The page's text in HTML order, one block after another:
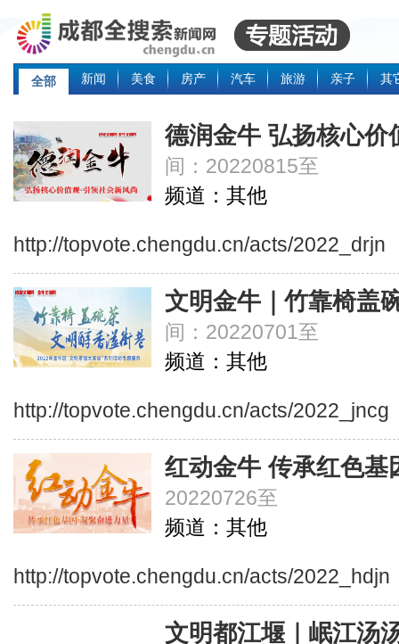
全部 新闻 美食 房产 汽车 旅游 亲子 其
德润金牛 弘扬核心价
间：20220815至
频道：其他
http://topvote.chengdu.cn/acts/2022_drjn
文明金牛｜竹靠椅盖
间：20220701至
频道：其他
http://topvote.chengdu.cn/acts/2022_jncg
红动金牛 传承红色基
20220726至
频道：其他
http://topvote.chengdu.cn/acts/2022_hdjn
文明都江堰｜岷江汤